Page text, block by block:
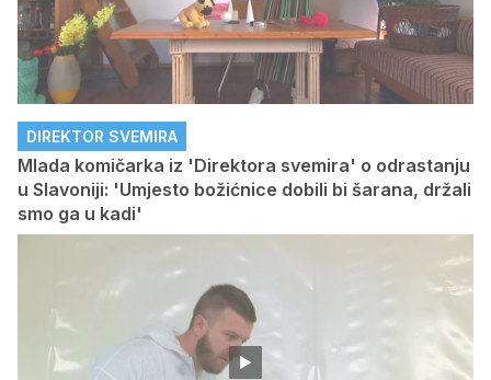
DIREKTOR SVEMIRA
Mlada komičarka iz 'Direktora svemira' o odrastanju
u Slavoniji: 'Umjesto božićnice dobili bi šarana, držali
smo ga u kadi'